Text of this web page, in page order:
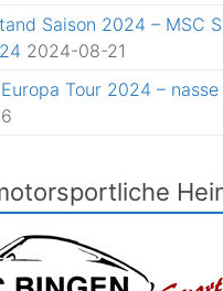
Saison 2024 – MSC
2024-08-21
Tour 2024 – nasse